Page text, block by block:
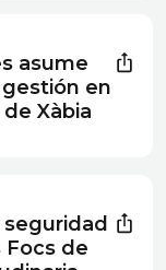
asume
en
Xàbia
Focs de